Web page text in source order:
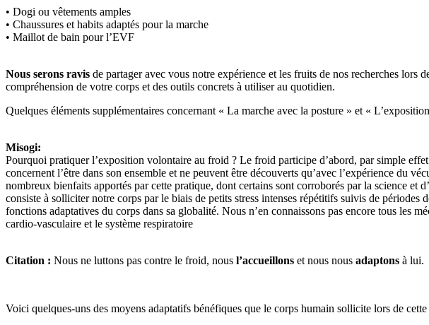
• Dogi ou vêtements amples
• Chaussures et habits adaptés pour la marche
• Maillot de bain pour l’EVF
Nous serons ravis de partager avec vous notre expérience et les fruits de nos recherches
compréhension de votre corps et des outils concrets à utiliser au quotidien.
Quelques éléments supplémentaires concernant « La marche avec la posture » et «
Misogi:
Pourquoi pratiquer l’exposition volontaire au froid ? Le froid participe d’abord, par simple
concernent l’être dans son ensemble et ne peuvent être découverts qu’avec l’expérience du
nombreux bienfaits apportés par cette pratique, dont certains sont corroborés par la science et
consiste à solliciter notre corps par le biais de petits stress intenses répétitifs suivis de
fonctions adaptatives du corps dans sa globalité. Nous n’en connaissons pas encore tous les
cardio-vasculaire et le système respiratoire
Citation : Nous ne luttons pas contre le froid, nous l’accueillons et nous nous adaptons à lui.
Voici quelques-uns des moyens adaptatifs bénéfiques que le corps humain sollicite lors de